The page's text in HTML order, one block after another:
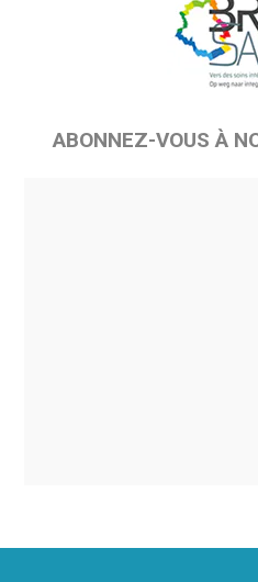
ABONNEZ-VOUS À